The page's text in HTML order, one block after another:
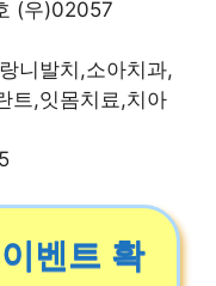
(우)02057
니발치,소아치과,
트,잇몸치료,치아
벤트 확